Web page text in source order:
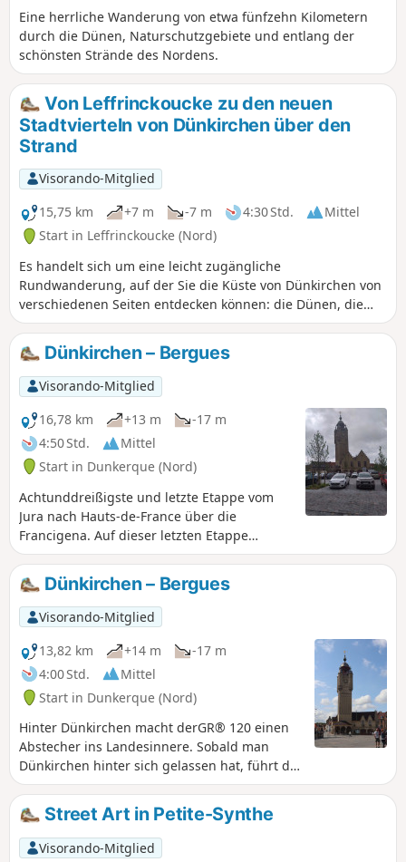
Eine herrliche Wanderung von etwa fünfzehn Kilometern
durch die Dünen, Naturschutzgebiete und entlang der
schönsten Strände des Nordens.
Von Leffrinckoucke zu den neuen
Stadtvierteln von Dünkirchen über den
Strand
Visorando-Mitglied
15,75 km
+7 m -7 m 4:30 Std.
Mittel
Start in Leffrinckoucke (Nord)
Es handelt sich um eine leicht zugängliche
Rundwanderung, auf der Sie die Küste von Dünkirchen von
verschiedenen Seiten entdecken können: die Dünen, die
langen Strände im Norden, die neuen Stadtviertel von
Dünkirchen und die schönen Fassaden der Häuser von
Malo.Dünkirchen – Bergues
Visorando-Mitglied
16,78 km
+13 m
-17 m
4:50 Std.
Mittel
Start in Dunkerque (Nord)
Achtunddreißigste und letzte Etappe vom
Jura nach Hauts-de-France über die
Francigena. Auf dieser letzten Etappe
verlassen Sie Dünkirchen, um den Bois des
Forts zu durchqueren, bevor Sie am Fuße
der Vauban-Befestigungsanlagen
ankommen. Sie wandern entlang der
Stadtmauern, bevor Sie Bergues erreichen,
eine charmante und malerische
Festungsstadt, die den Spitznamen „kleines
Brügge des Nordens“ trägt und seit den
Dreharbeiten zum Film „Willkommen bei den
Sch’tis“ weltweit bekannt ist! Am Fuße des
Glockenturms, der von dem Löwen von
Flandern gekrönt wird, endet diese Reise.
Dünkirchen – Bergues
Visorando-Mitglied
13,82 km
+14 m
-17 m
4:00 Std.
Mittel
Start in Dunkerque (Nord)
Hinter Dünkirchen macht derGR® 120 einen
Abstecher ins Landesinnere. Sobald man
Dünkirchen hinter sich gelassen hat, führt die
Route gemächlich durch den Bois des Forts
und erreicht die hübsche Festungsstadt
Bergues mit ihren Kanälen und
mittelalterlichen Überresten. Die Etappe ist
Street Art in Petite-Synthe
Visorando-Mitglied